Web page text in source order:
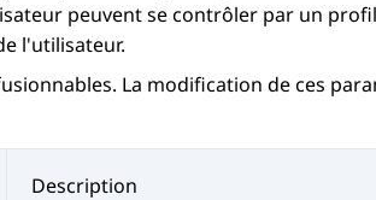
peuvent se contrôler par un
l'utilisateur.
La modification de ces
Description